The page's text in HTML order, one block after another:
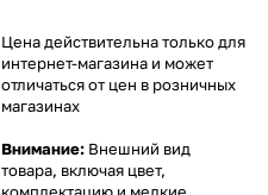
Цена действительна только для
интернет-магазина и может
отличаться от цен в розничных
магазинах
Внимание: Внешний вид
товара, включая цвет,